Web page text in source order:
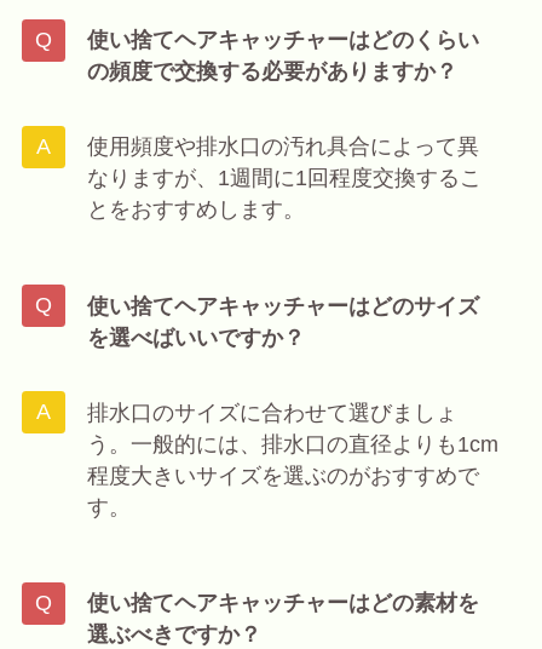
使い捨てヘアキャッチャーはどのくらい
の頻度で交換する必要がありますか？
使用頻度や排水口の汚れ具合によって異
なりますが、1週間に1回程度交換するこ
とをおすすめします。
使い捨てヘアキャッチャーはどのサイズ
を選べばいいですか？
排水口のサイズに合わせて選びましょ
う。一般的には、排水口の直径よりも1cm
程度大きいサイズを選ぶのがおすすめで
す。
使い捨てヘアキャッチャーはどの素材を
選ぶべきですか？